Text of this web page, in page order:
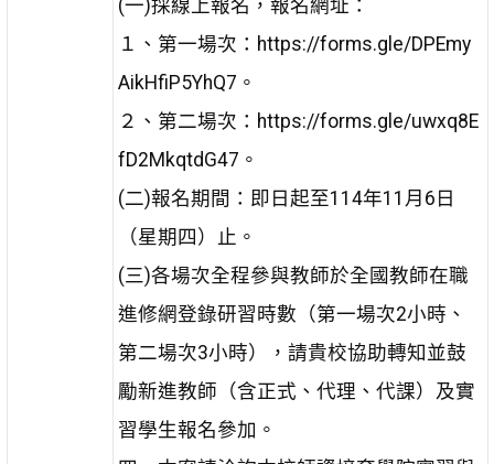
(一)採線上報名，報名網址：
１、第一場次：https://forms.gle/DPEmy
AikHfiP5YhQ7。
２、第二場次：https://forms.gle/uwxq8E
fD2MkqtdG47。
(二)報名期間：即日起至114年11月6日
（星期四）止。
(三)各場次全程參與教師於全國教師在職
進修網登錄研習時數（第一場次2小時、
第二場次3小時），請貴校協助轉知並鼓
勵新進教師（含正式、代理、代課）及實
習學生報名參加。